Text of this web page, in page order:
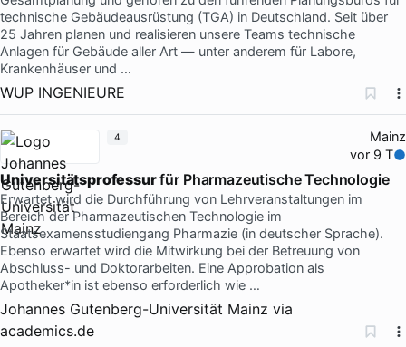
technische Gebäudeausrüstung (TGA) in Deutschland. Seit über
25 Jahren planen und realisieren unsere Teams technische
Anlagen für Gebäude aller Art — unter anderem für Labore,
Krankenhäuser und …
WUP INGENIEURE
Mainz
vor 9 T
Universitätsprofessurfür Pharmazeutische Technologie
Erwartet wird die Durchführung von Lehrveranstaltungen im
Bereich der Pharmazeutischen Technologie im
Staatsexamensstudiengang Pharmazie (in deutscher Sprache).
Ebenso erwartet wird die Mitwirkung bei der Betreuung von
Abschluss- und Doktorarbeiten. Eine Approbation als
Apotheker*in ist ebenso erforderlich wie …
Johannes Gutenberg-Universität Mainz via
academics.de
4